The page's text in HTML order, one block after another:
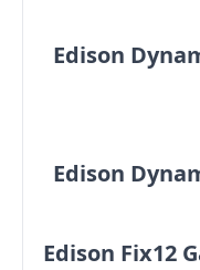
Edison
Edison
Edison Fix12